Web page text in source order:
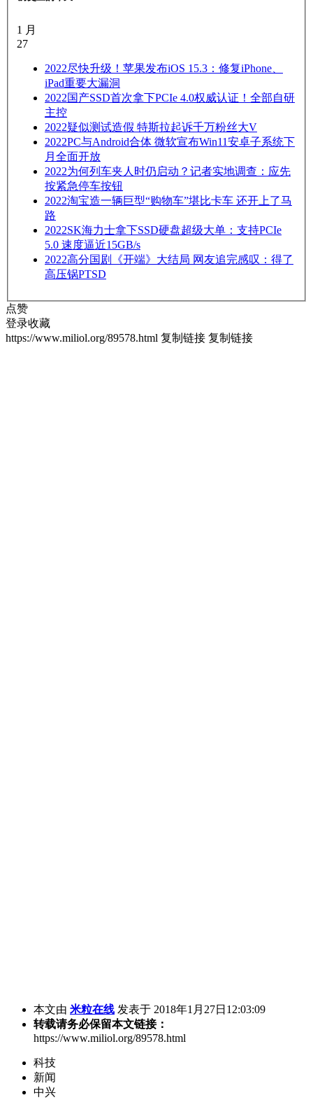
1 月
27
2022尽快升级！苹果发布iOS 15.3：修复iPhone、
iPad重要大漏洞
2022国产SSD首次拿下PCIe 4.0权威认证！全部自研
主控
2022疑似测试造假 特斯拉起诉千万粉丝大V
2022PC与Android合体 微软宣布Win11安卓子系统下
月全面开放
2022为何列车夹人时仍启动？记者实地调查：应先
按紧急停车按钮
2022淘宝造一辆巨型“购物车”堪比卡车 还开上了马
路
2022SK海力士拿下SSD硬盘超级大单：支持PCIe
5.0 速度逼近15GB/s
2022高分国剧《开端》大结局 网友追完感叹：得了
高压锅PTSD
点赞
登录收藏
https://www.miliol.org/89578.html 复制链接 复制链接
本文由 米粒在线 发表于 2018年1月27日12:03:09
转载请务必保留本文链接：
https://www.miliol.org/89578.html
科技
新闻
中兴